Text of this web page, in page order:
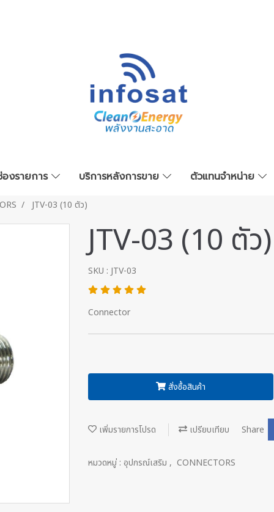
องรายการ บริการหลังการขาย ตัวแทนจำหน่าย
JTV-03 (10 ตัว)
JTV-03 (10 ตัว)
SKU : JTV-03
Connector
สั่งซื้อสินค้า
เพิ่มรายการโปรด เปรียบเทียบ Share
หมวดหมู่ : อุปกรณ์เสริม , CONNECTORS